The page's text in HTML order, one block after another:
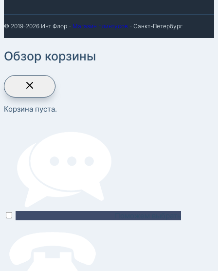
© 2019-2026 Инт Флор - Магазин плинтусов - Санкт-Петербург
Обзор корзины
Корзина пуста.